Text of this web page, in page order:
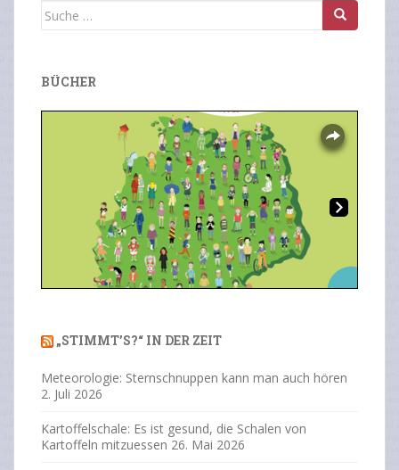
Suche
BÜCHER
Overlays
„STIMMT’S?“ IN DER ZEIT
Meteorologie: Sternschnuppen kann man auch hören
2. Juli 2026
Kartoffelschale: Es ist gesund, die Schalen von
Kartoffeln mitzuessen 26. Mai 2026